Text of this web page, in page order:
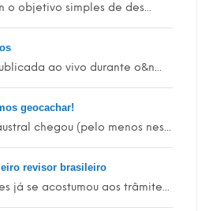
o objetivo simples de des...
ao vivo durante o&n...
geocachar!
chegou (pelo menos nes...
revisor brasileiro
já se acostumou aos trâmite...